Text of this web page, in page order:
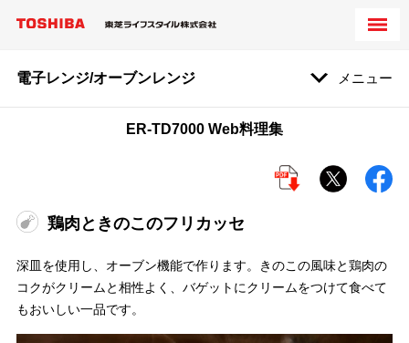
電子レンジ/オーブンレンジ メニュー
ER-TD7000 Web料理集
鶏肉ときのこのフリカッセ
深皿を使用し、オーブン機能で作ります。きのこの風味と鶏肉の
コクがクリームと相性よく、バゲットにクリームをつけて食べて
もおいしい一品です。